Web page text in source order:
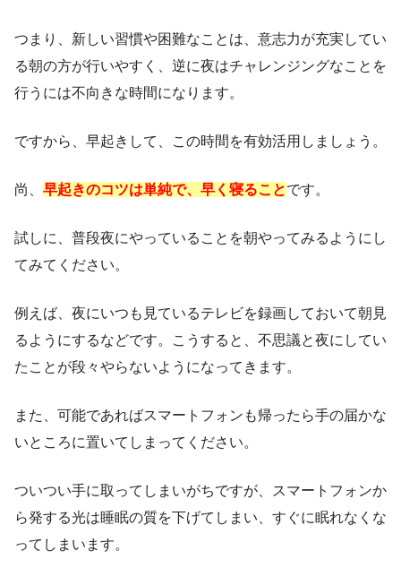
つまり、新しい習慣や困難なことは、意志力が充実してい
る朝の方が行いやすく、逆に夜はチャレンジングなことを
行うには不向きな時間になります。
ですから、早起きして、この時間を有効活用しましょう。
尚、 早起きのコツは単純で、早く寝ることです。
試しに、普段夜にやっていることを朝やってみるようにし
てみてください。
例えば、夜にいつも見ているテレビを録画しておいて朝見
るようにするなどです。こうすると、不思議と夜にしてい
たことが段々やらないようになってきます。
また、可能であればスマートフォンも帰ったら手の届かな
いところに置いてしまってください。
ついつい手に取ってしまいがちですが、スマートフォンか
ら発する光は睡眠の質を下げてしまい、すぐに眠れなくな
ってしまいます。